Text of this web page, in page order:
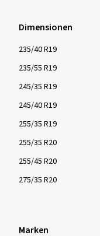
Dimensionen
235/40 R19
235/55 R19
245/35 R19
245/40 R19
255/35 R19
255/35 R20
255/45 R20
275/35 R20
Marken